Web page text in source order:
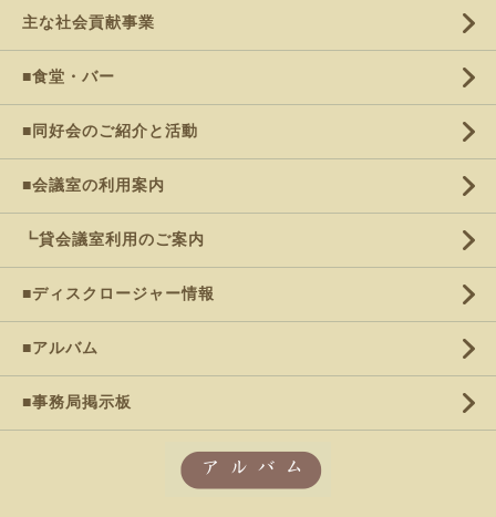
主な社会貢献事業
■食堂・バー
■同好会のご紹介と活動
■会議室の利用案内
┗貸会議室利用のご案内
■ディスクロージャー情報
■アルバム
■事務局掲示板